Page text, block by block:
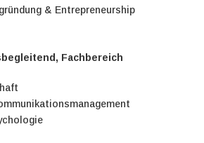
& Entrepreneurship
Fachbereich